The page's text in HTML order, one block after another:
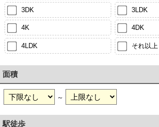
3DK 3LDK
4K 4DK
4LDK それ以上
面積
～
駅徒歩